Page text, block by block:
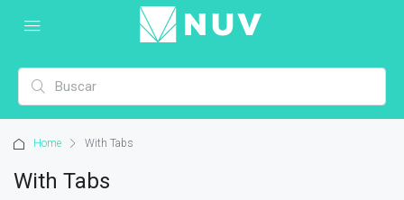
Home With Tabs
With Tabs